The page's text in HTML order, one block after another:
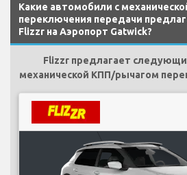
Какие автомобили с
переключения передачи
Flizzr на Аэропорт Gatwick?
Flizzr предлагает
механической КПП/рычагом